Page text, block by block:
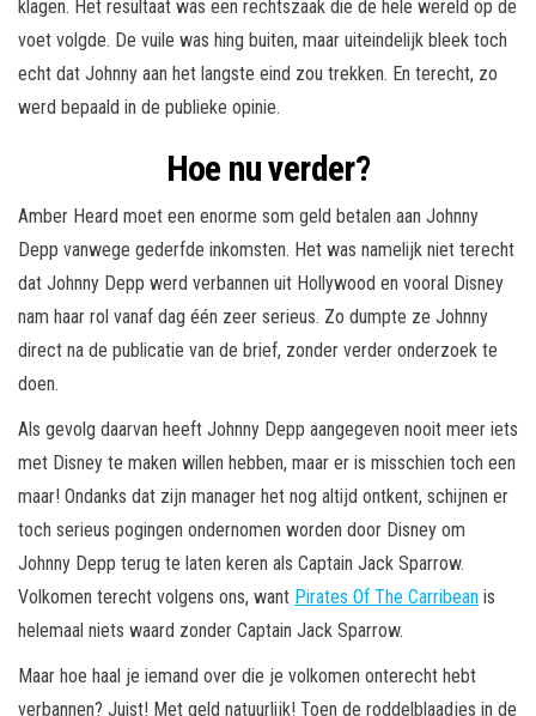
klagen. Het resultaat was een rechtszaak die de hele wereld op de
voet volgde. De vuile was hing buiten, maar uiteindelijk bleek toch
echt dat Johnny aan het langste eind zou trekken. En terecht, zo
werd bepaald in de publieke opinie.
Hoe nu verder?
Amber Heard moet een enorme som geld betalen aan Johnny
Depp vanwege gederfde inkomsten. Het was namelijk niet terecht
dat Johnny Depp werd verbannen uit Hollywood en vooral Disney
nam haar rol vanaf dag één zeer serieus. Zo dumpte ze Johnny
direct na de publicatie van de brief, zonder verder onderzoek te
doen.
Als gevolg daarvan heeft Johnny Depp aangegeven nooit meer iets
met Disney te maken willen hebben, maar er is misschien toch een
maar! Ondanks dat zijn manager het nog altijd ontkent, schijnen er
toch serieus pogingen ondernomen worden door Disney om
Johnny Depp terug te laten keren als Captain Jack Sparrow.
Volkomen terecht volgens ons, want Pirates Of The Carribean is
helemaal niets waard zonder Captain Jack Sparrow.
Maar hoe haal je iemand over die je volkomen onterecht hebt
verbannen? Juist! Met geld natuurlijk! Toen de roddelblaadjes in de